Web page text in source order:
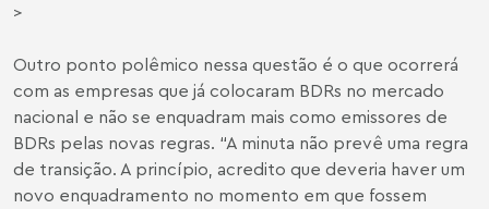
>
Outro ponto polêmico nessa questão é o que ocorrerá
com as empresas que já colocaram BDRs no mercado
nacional e não se enquadram mais como emissores de
BDRs pelas novas regras. “A minuta não prevê uma regra
de transição. A princípio, acredito que deveria haver um
novo enquadramento no momento em que fossem